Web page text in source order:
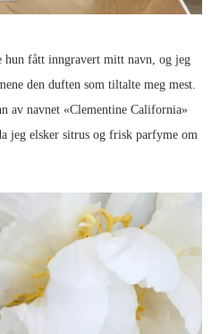
hun fått inngravert mitt navn, og jeg
den duften som tiltalte meg mest.
av navnet «Clementine California»
jeg elsker sitrus og frisk parfyme om